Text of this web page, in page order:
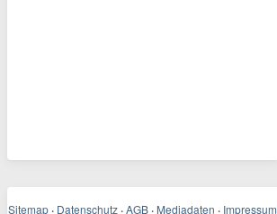
Sitemap · Datenschutz · AGB · Mediadaten · Impressum